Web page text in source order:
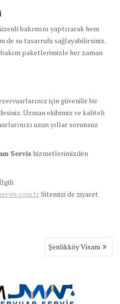
bakımını yaptırarak hem
de su tasarrufu sağlayabilirsiniz.
paketlerimizle her zaman
için güvenilir bir
Uzman ekibimiz ve kaliteli
uzun yıllar sorunsuz
Servis hizmetlerimizden
Sitemizi de ziyaret
Şenlikköy Visam